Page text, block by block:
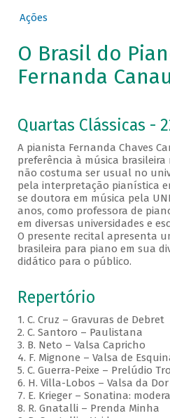
Ações
O Brasil do
Fernanda
Quartas Clássicas -
A pianista Fernanda Chaves
preferência à música
não costuma ser usual no
pela interpretação pianística
se doutora em música pela
anos, como professora de
em diversas universidades e
O presente recital apresenta
brasileira para piano em sua
didático para o público.
Repertório
1. C. Cruz – Gravuras de Debret
2. C. Santoro – Paulistana
3. B. Neto – Valsa Capricho
4. F. Mignone – Valsa de
5. C. Guerra-Peixe – Prelúdio
6. H. Villa-Lobos – Valsa da Dor
7. E. Krieger – Sonatina:
8. R. Gnatalli – Prenda Minha